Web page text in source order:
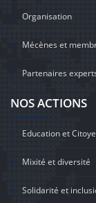
Organisation
Mécènes et
Partenaires
NOS ACTIONS
Education et
Mixité et diversité
Solidarité et